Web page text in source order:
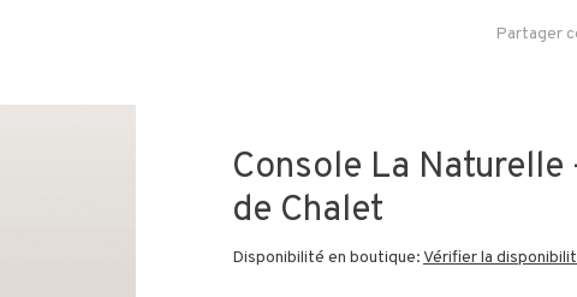
Partager
Console La Naturelle
de Chalet
Disponibilité en boutique:Vérifier la